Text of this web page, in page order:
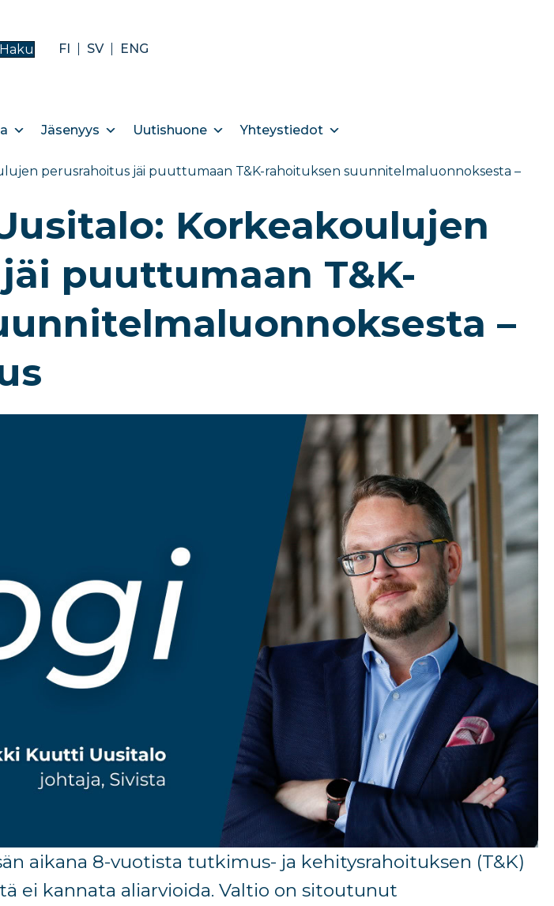
Haku FI SV ENG
Jäsenyys Uutishuone Yhteystiedot
perusrahoitus jäi puuttumaan T&K-rahoituksen suunnitelmaluonnoksesta –
Korkeakoulujen
puuttumaan T&K-
–
aikana 8-vuotista tutkimus- ja kehitysrahoituksen (T&K)
ei kannata aliarvioida. Valtio on sitoutunut